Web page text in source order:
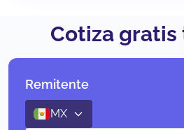
Cotiza gratis
Remitente
MX